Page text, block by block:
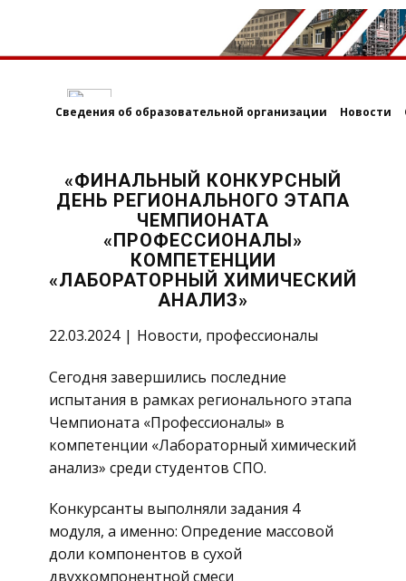
Сведения об образовательной организации Новости
«ФИНАЛЬНЫЙ КОНКУРСНЫЙ
ДЕНЬ РЕГИОНАЛЬНОГО ЭТАПА
ЧЕМПИОНАТА
«ПРОФЕССИОНАЛЫ»
КОМПЕТЕНЦИИ
«ЛАБОРАТОРНЫЙ ХИМИЧЕСКИЙ
АНАЛИЗ»
22.03.2024 Новости, профессионалы
Сегодня завершились последние
испытания в рамках регионального этапа
Чемпионата «Профессионалы» в
компетенции «Лабораторный химический
анализ» среди студентов СПО.
Конкурсанты выполняли задания 4
модуля, а именно: Опредение массовой
доли компонентов в сухой
двухкомпонентной смеси